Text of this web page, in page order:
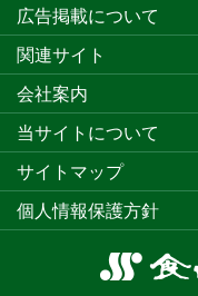
広告掲載について
関連サイト
会社案内
当サイトについて
サイトマップ
個人情報保護方針